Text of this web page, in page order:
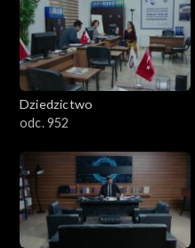
Dziedzictwo
odc. 952